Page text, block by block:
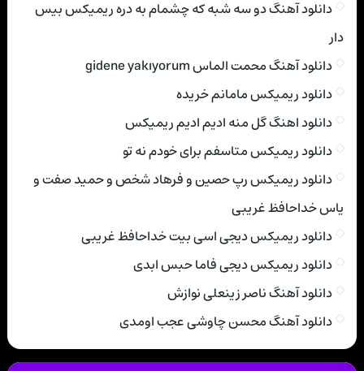
دانلود آهنگ دو سه شبه که چشمام به دره ریمیکس بیس
دار
دانلود آهنگ محمت الماس gidene yakıyorum
دانلود ریمیکس مامانم خریده
دانلود اهنگ گل منه ادیم ادیم ریمیکس
دانلود ریمیکس متاسفم برای خودم نه تو
دانلود ریمیکس رپ حصین و فرهاد شخص و حمید صفت و
یاس خداحافظ غریبی
دانلود ریمیکس دیجی اسی بیت خداحافظ غریبی
دانلود ریمیکس دیجی فاما حبس ابدی
دانلود آهنگ ناصر زینعلی نوازش
دانلود آهنگ محسن چاوشی عجب اومدی